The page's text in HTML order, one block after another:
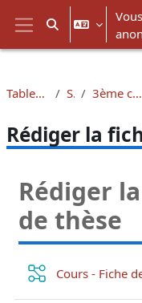
Passer au contenu
Panneau latéral
Activer/
Tableau de bord Santé 3ème cycle médecine
Rédiger la
Rédiger
de thèse
Cours - Fiche